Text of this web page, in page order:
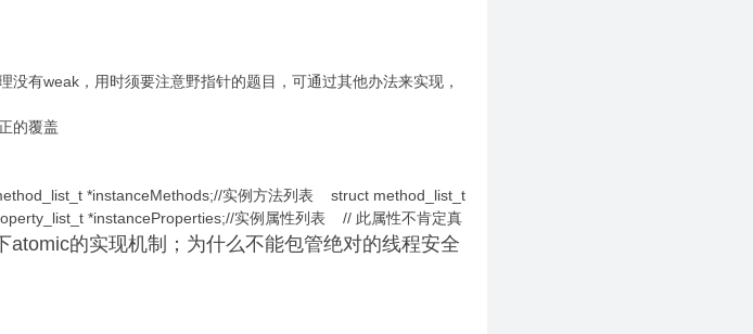
有weak，用时须要注意野指针的题目，可通过其他办法来实现，
的覆盖
*instanceMethods;//实例方法列表 struct method_list_t
*instanceProperties;//实例属性列表 // 此属性不肯定真
atomic的实现机制；为什么不能包管绝对的线程安全